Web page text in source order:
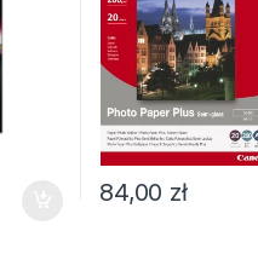
84,00 zł